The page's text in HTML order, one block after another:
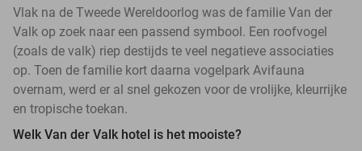
Vlak na de Tweede Wereldoorlog was de familie Van der
Valk op zoek naar een passend symbool. Een roofvogel
(zoals de valk) riep destijds te veel negatieve associaties
op. Toen de familie kort daarna vogelpark Avifauna
overnam, werd er al snel gekozen voor de vrolijke, kleurrijke
en tropische toekan.
Welk Van der Valk hotel is het mooiste?